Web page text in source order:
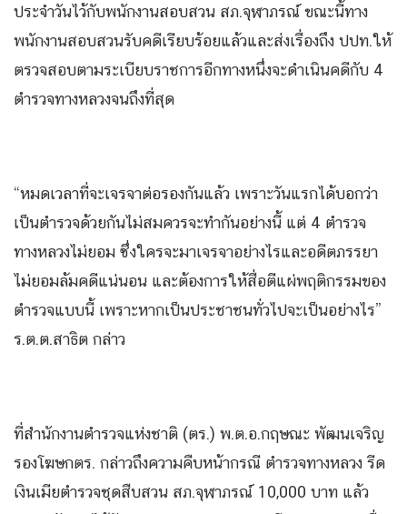
ประจำวันไว้กับพนักงานสอบสวน สภ.จุฬาภรณ์ ขณะนี้ทาง
พนักงานสอบสวนรับคดีเรียบร้อยแล้วและส่งเรื่องถึง ปปท.ให้
ตรวจสอบตามระเบียบราชการอีกทางหนึ่งจะดำเนินคดีกับ 4
ตำรวจทางหลวงจนถึงที่สุด
“หมดเวลาที่จะเจรจาต่อรองกันแล้ว เพราะวันแรกได้บอกว่า
เป็นตำรวจด้วยกันไม่สมควรจะทำกันอย่างนี้ แต่ 4 ตำรวจ
ทางหลวงไม่ยอม ซึ่งใครจะมาเจรจาอย่างไรและอดีตภรรยา
ไม่ยอมล้มคดีแน่นอน และต้องการให้สื่อตีแผ่พฤติกรรมของ
ตำรวจแบบนี้ เพราะหากเป็นประชาชนทั่วไปจะเป็นอย่างไร”
ร.ต.ต.สาธิต กล่าว
ที่สำนักงานตำรวจแห่งชาติ (ตร.) พ.ต.อ.กฤษณะ พัฒนเจริญ
รองโฆษกตร. กล่าวถึงความคืบหน้ากรณี ตำรวจทางหลวง รีด
เงินเมียตำรวจชุดสืบสวน สภ.จุฬาภรณ์ 10,000 บาท แล้ว